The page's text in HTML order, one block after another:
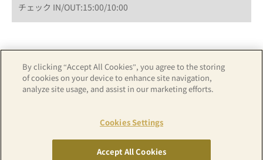
チェック IN/OUT:15:00/10:00
ホテル詳細はこちら カレンダーから予約
アパホテル公式TOPはこちら
By clicking “Accept All Cookies”, you agree to the storing
of cookies on your device to enhance site navigation,
analyze site usage, and assist in our marketing efforts.
Cookies Settings
Accept All Cookies